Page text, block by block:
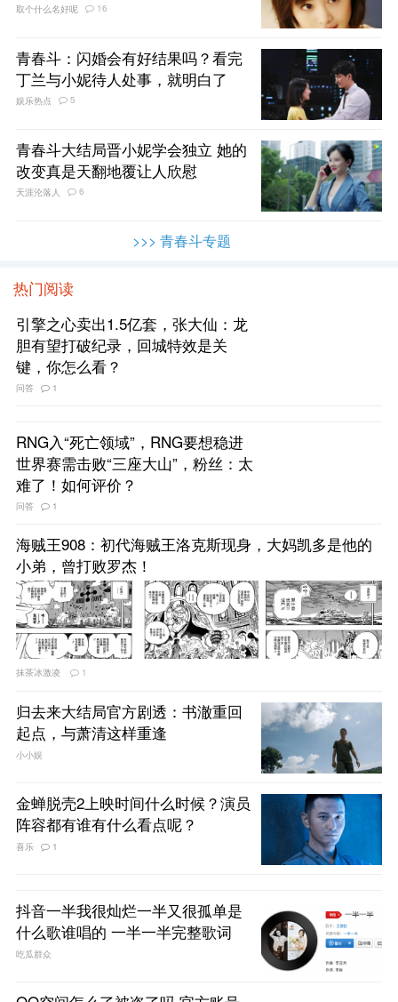
取个什么名好呢 16
青春斗：闪婚会有好结果吗？看完
丁兰与小妮待人处事，就明白了
娱乐热点 5
青春斗大结局晋小妮学会独立 她的
改变真是天翻地覆让人欣慰
天涯沦落人 6
>>> 青春斗专题
热门阅读
引擎之心卖出1.5亿套，张大仙：龙
胆有望打破纪录，回城特效是关
键，你怎么看？
问答 1
RNG入“死亡领域”，RNG要想稳进
世界赛需击败“三座大山”，粉丝：太
难了！如何评价？
问答 1
海贼王908：初代海贼王洛克斯现身，大妈凯多是他的
小弟，曾打败罗杰！
抹茶冰激凌 1
归去来大结局官方剧透：书澈重回
起点，与萧清这样重逢
小小娱
金蝉脱壳2上映时间什么时候？演员
阵容都有谁有什么看点呢？
喜乐 1
抖音一半我很灿烂一半又很孤单是
什么歌谁唱的 一半一半完整歌词
吃瓜群众